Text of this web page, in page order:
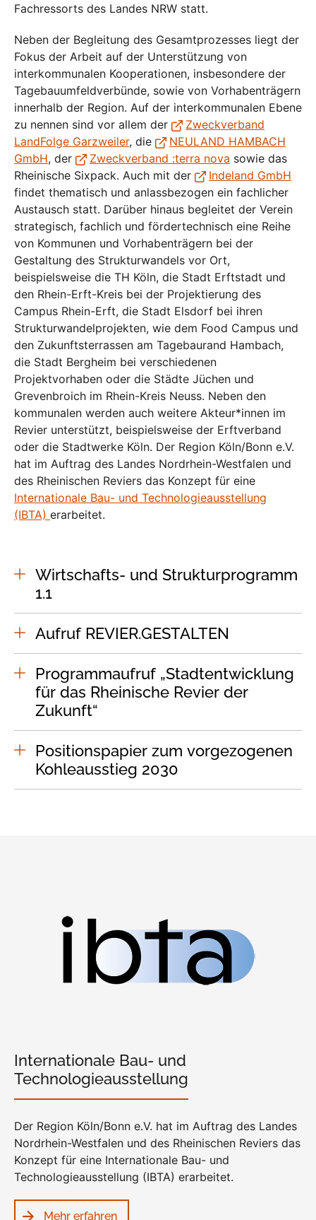
Fachressorts des Landes NRW statt.
Neben der Begleitung des Gesamtprozesses liegt der
Fokus der Arbeit auf der Unterstützung von
interkommunalen Kooperationen, insbesondere der
Tagebauumfeldverbünde, sowie von Vorhabenträgern
innerhalb der Region. Auf der interkommunalen Ebene
zu nennen sind vor allem der
Zweckverband
LandFolge Garzweiler, die
NEULAND HAMBACH
GmbH, der Zweckverband :terra nova sowie das
Rheinische Sixpack. Auch mit der
Indeland GmbH
findet thematisch und anlassbezogen ein fachlicher
Austausch statt. Darüber hinaus begleitet der Verein
strategisch, fachlich und fördertechnisch eine Reihe
von Kommunen und Vorhabenträgern bei der
Gestaltung des Strukturwandels vor Ort,
beispielsweise die TH Köln, die Stadt Erftstadt und
den Rhein-Erft-Kreis bei der Projektierung des
Campus Rhein-Erft, die Stadt Elsdorf bei ihren
Strukturwandelprojekten, wie dem Food Campus und
den Zukunftsterrassen am Tagebaurand Hambach,
die Stadt Bergheim bei verschiedenen
Projektvorhaben oder die Städte Jüchen und
Grevenbroich im Rhein-Kreis Neuss. Neben den
kommunalen werden auch weitere Akteur*innen im
Revier unterstützt, beispielsweise der Erftverband
oder die Stadtwerke Köln. Der Region Köln/Bonn e.V.
hat im Auftrag des Landes Nordrhein-Westfalen und
des Rheinischen Reviers das Konzept für eine
Internationale Bau- und Technologieausstellung
(IBTA) erarbeitet.
Wirtschafts- und Strukturprogramm
1.1
Aufruf REVIER.GESTALTEN
Programmaufruf „Stadtentwicklung
für das Rheinische Revier der
Zukunft“
Positionspapier zum vorgezogenen
Kohleausstieg 2030
Internationale Bau- und
Technologieausstellung
Der Region Köln/Bonn e.V. hat im Auftrag des Landes
Nordrhein-Westfalen und des Rheinischen Reviers das
Konzept für eine Internationale Bau- und
Technologieausstellung (IBTA) erarbeitet.
Mehr erfahren